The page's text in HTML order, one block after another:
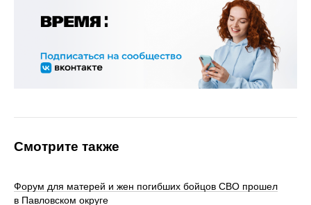
Смотрите также
Форум для матерей и жен погибших бойцов СВО прошел
в Павловском округе